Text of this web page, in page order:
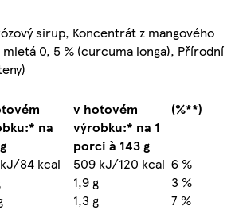
sirup, Koncentrát z mangového
0, 5 % (curcuma longa), Přírodní
na
v hotovém
výrobku:* na 1
porci à 143 g
(%**)
84 kcal 509 kJ/120 kcal 6 %
1,9 g
3 %
1,3 g
7 %